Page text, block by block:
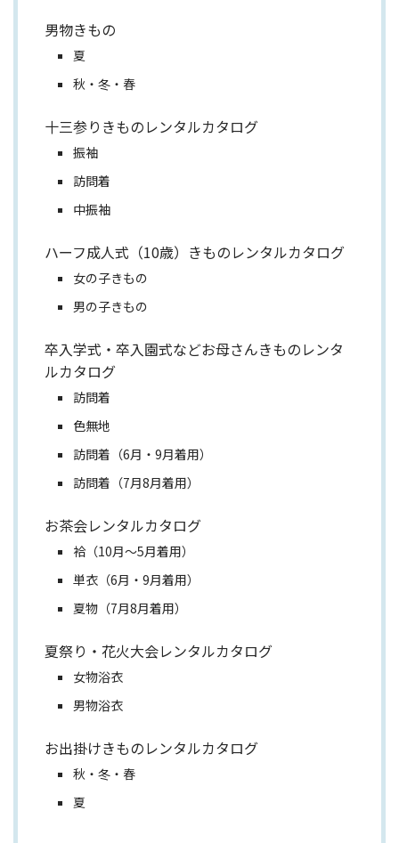
男物きもの
夏
秋・冬・春
十三参りきものレンタルカタログ
振袖
訪問着
中振袖
ハーフ成人式（10歳）きものレンタルカタログ
女の子きもの
男の子きもの
卒入学式・卒入園式などお母さんきものレンタ
ルカタログ
訪問着
色無地
訪問着（6月・9月着用）
訪問着（7月8月着用）
お茶会レンタルカタログ
袷（10月～5月着用）
単衣（6月・9月着用）
夏物（7月8月着用）
夏祭り・花火大会レンタルカタログ
女物浴衣
男物浴衣
お出掛けきものレンタルカタログ
秋・冬・春
夏